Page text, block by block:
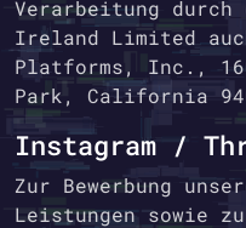
Verarbeitung
Ireland Limited
Platforms, Inc.,
Park, California
Instagram /
Zur Bewerbung
Leistungen sowie